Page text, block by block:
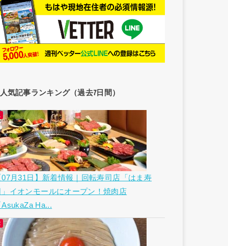
人気記事ランキング（過去7日間）
07月31日】新着情報｜回転寿司店「はま寿
」イオンモールにオープン！焼肉店
AsukaZa Ha...